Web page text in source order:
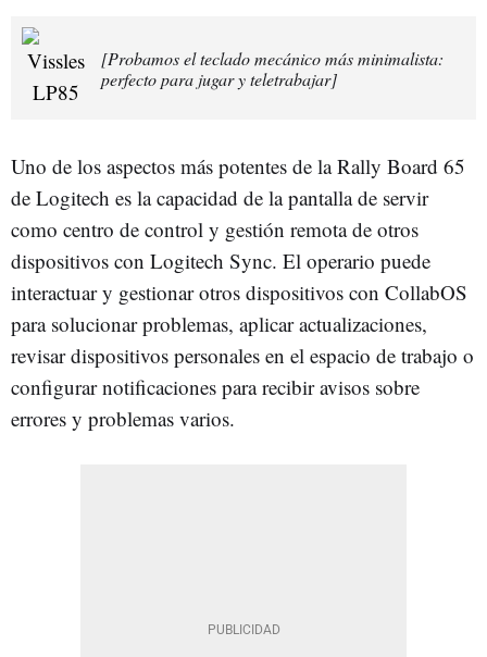
[Probamos el teclado mecánico más minimalista:
perfecto para jugar y teletrabajar]
Uno de los aspectos más potentes de la Rally Board 65
de Logitech es la capacidad de la pantalla de servir
como centro de control y gestión remota de otros
dispositivos con Logitech Sync. El operario puede
interactuar y gestionar otros dispositivos con CollabOS
para solucionar problemas, aplicar actualizaciones,
revisar dispositivos personales en el espacio de trabajo o
configurar notificaciones para recibir avisos sobre
errores y problemas varios.